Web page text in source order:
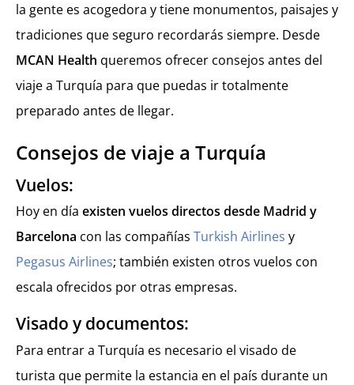
la gente es acogedora y tiene monumentos, paisajes y
tradiciones que seguro recordarás siempre. Desde
MCAN Health queremos ofrecer consejos antes del
viaje a Turquía para que puedas ir totalmente
preparado antes de llegar.
Consejos de viaje a Turquía
Vuelos:
Hoy en día existen vuelos directos desde Madrid y
Barcelona con las compañías Turkish Airlines y
Pegasus Airlines; también existen otros vuelos con
escala ofrecidos por otras empresas.
Visado y documentos:
Para entrar a Turquía es necesario el visado de
turista que permite la estancia en el país durante un